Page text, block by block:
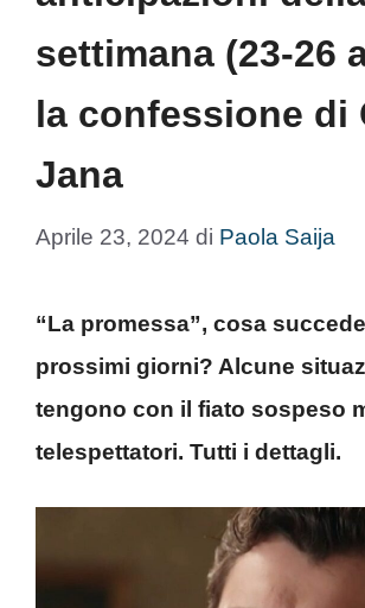
settimana (23-26
la confessione di
Jana
Aprile 23, 2024 di Paola Saija
“La promessa”, cosa
prossimi giorni? Alcune
tengono con il fiato sospeso
telespettatori. Tutti i dettagli.